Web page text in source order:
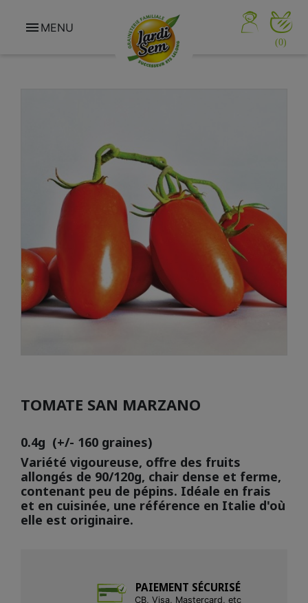
(0)
 MENU
TOMATE SAN MARZANO
0.4g (+/- 160 graines)
Variété vigoureuse, offre des fruits
allongés de 90/120g, chair dense et ferme,
contenant peu de pépins. Idéale en frais
et en cuisinée, une référence en Italie d'où
elle est originaire.
PAIEMENT SÉCURISÉ
CB, Visa, Mastercard, etc